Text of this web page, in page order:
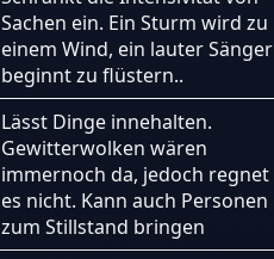
Sachen ein. Ein Sturm wird zu
einem Wind, ein lauter Sänger
beginnt zu flüstern..
Lässt Dinge innehalten.
Gewitterwolken wären
immernoch da, jedoch regnet
es nicht. Kann auch Personen
zum Stillstand bringen